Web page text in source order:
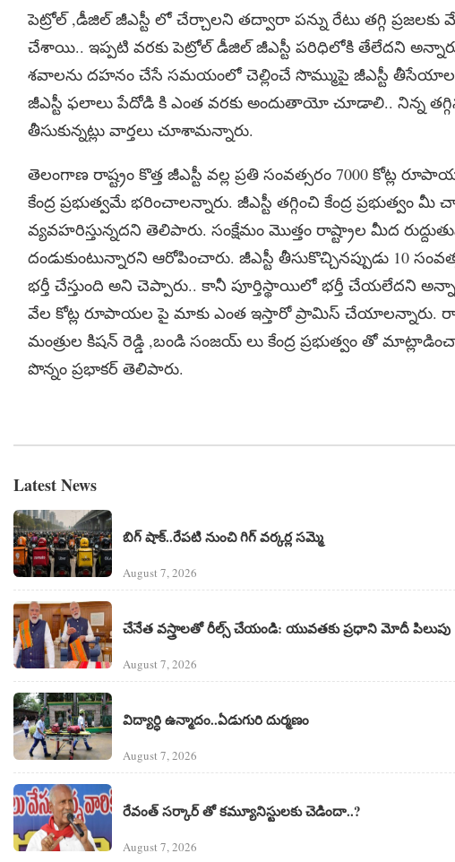
పెట్రోల్ ,డీజిల్ జీఎస్టీ లో చేర్చాలని తద్వారా పన్ను రేటు తగ్గి ప్రజలకు
చేశాయి.. ఇప్పటి వరకు పెట్రోల్ డీజిల్ జీఎస్టీ పరిధిలోకి తేలేదని
శవాలను దహనం చేసే సమయంలో చెల్లించే సొమ్ముపై జీఎస్టీ తీసేయాలని
జీఎస్టీ ఫలాలు పేదోడి కి ఎంత వరకు అందుతాయో చూడాలి.. నిన్న
తీసుకున్నట్లు వార్తలు చూశామన్నారు.
తెలంగాణ రాష్ట్రం కొత్త జీఎస్టీ వల్ల ప్రతి సంవత్సరం 7000 కోట్ల
కేంద్ర ప్రభుత్వమే భరించాలన్నారు. జీఎస్టీ తగ్గించి కేంద్ర ప్రభుత్వం
వ్యవహరిస్తున్నదని తెలిపారు. సంక్షేమం మొత్తం రాష్ట్రాల మీద
దండుకుంటున్నారని ఆరోపించారు. జీఎస్టీ తీసుకొచ్చినప్పుడు 10
భర్తీ చేస్తుంది అని చెప్పారు.. కానీ పూర్తిస్థాయిలో భర్తీ చేయలేదని
వేల కోట్ల రూపాయల పై మాకు ఎంత ఇస్తారో ప్రామిస్ చేయాలన్నారు.
మంత్రుల కిషన్ రెడ్డి ,బండి సంజయ్ లు కేంద్ర ప్రభుత్వం తో
పొన్నం ప్రభాకర్ తెలిపారు.
Latest News
బిగ్ షాక్..రేపటి నుంచి గిగ్ వర్కర్ల సమ్మె
August 7, 2026
చేనేత వస్త్రాలతో రీల్స్ చేయండి: యువతకు ప్రధాని మోదీ పిలుపు
August 7, 2026
విద్యార్ధి ఉన్మాదం..ఏడుగురి దుర్మణం
August 7, 2026
రేవంత్ సర్కార్ తో కమ్యూనిస్టులకు చెడిందా..?
August 7, 2026